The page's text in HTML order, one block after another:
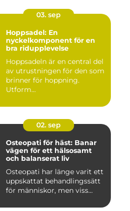
03. sep
Hoppsadel: En
nyckelkomponent för en
bra ridupplevelse
Hoppsadeln är en central del
av utrustningen för den som
brinner för hoppning.
Utform...
02. sep
Osteopati för häst: Banar
vägen för ett hälsosamt
och balanserat liv
Osteopati har länge varit ett
uppskattat behandlingssätt
för människor, men viss...